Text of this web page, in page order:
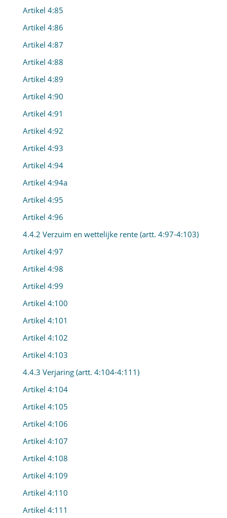
Artikel 4:85
Artikel 4:86
Artikel 4:87
Artikel 4:88
Artikel 4:89
Artikel 4:90
Artikel 4:91
Artikel 4:92
Artikel 4:93
Artikel 4:94
Artikel 4:94a
Artikel 4:95
Artikel 4:96
4.4.2 Verzuim en wettelijke rente (artt. 4:97-4:103)
Artikel 4:97
Artikel 4:98
Artikel 4:99
Artikel 4:100
Artikel 4:101
Artikel 4:102
Artikel 4:103
4.4.3 Verjaring (artt. 4:104-4:111)
Artikel 4:104
Artikel 4:105
Artikel 4:106
Artikel 4:107
Artikel 4:108
Artikel 4:109
Artikel 4:110
Artikel 4:111